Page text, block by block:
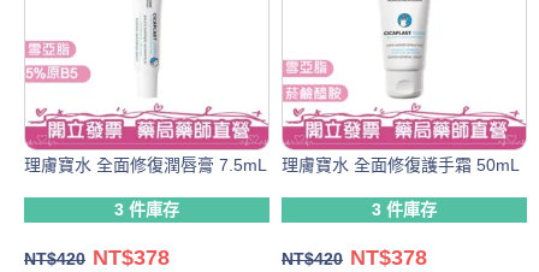
理膚寶水 全面修復潤唇膏 7.5mL
3 件庫存
NT$420 NT$378
理膚寶水 全面修復護手霜 50mL
3 件庫存
NT$420 NT$378